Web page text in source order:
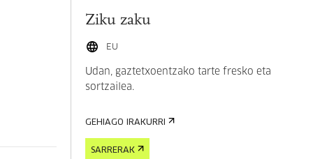
Ziku zaku
EU
Udan, gaztetxoentzako tarte fresko eta
sortzailea.
GEHIAGO IRAKURRI
SARRERAK